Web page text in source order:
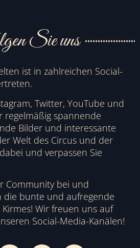
Sie uns
ist in zahlreichen Social-
Twitter, YouTube und
regelmäßig spannende
Bilder und interessante
Welt des Circus und der
und verpassen Sie
Community bei und
die bunte und aufregende
Wir freuen uns auf
Social-Media-Kanälen!